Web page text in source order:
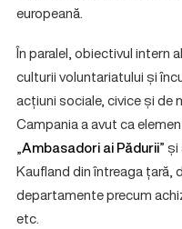
europeană.
În paralel, obiectivul intern
culturii voluntariatului și
acțiuni sociale, civice și de
Campania a avut ca
„Ambasadori ai Pădurii”
Kaufland din întreaga țară,
departamente precum
etc.